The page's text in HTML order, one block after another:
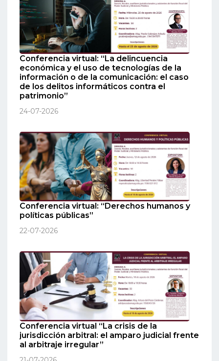
Conferencia virtual: “La delincuencia
económica y el uso de tecnologías de la
información o de la comunicación: el caso
de los delitos informáticos contra el
patrimonio”
24-07-2026
Conferencia virtual: “Derechos humanos y
políticas públicas”
22-07-2026
Conferencia virtual “La crisis de la
jurisdicción arbitral: el amparo judicial frente
al arbitraje irregular”